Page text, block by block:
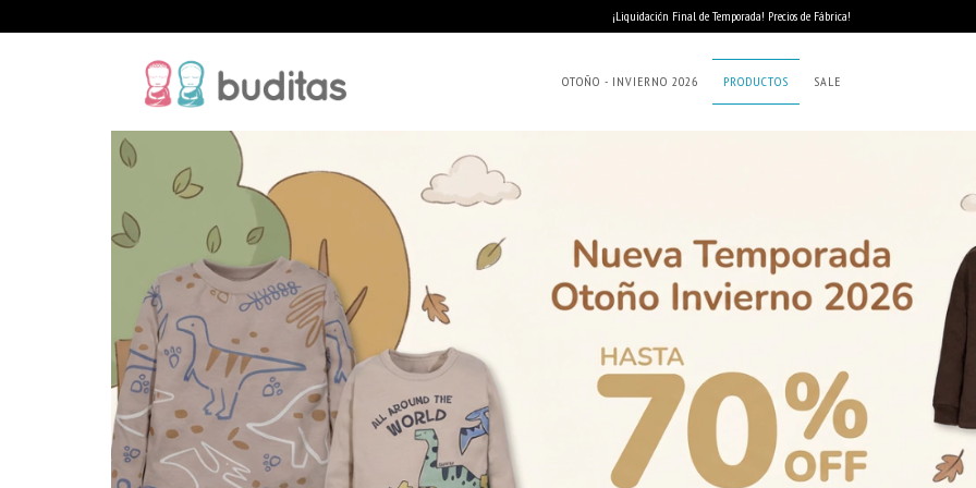
¡Liquidación Final de Temporada! Precios de Fábrica!
OTOÑO - INVIERNO 2026 PRODUCTOS SALE